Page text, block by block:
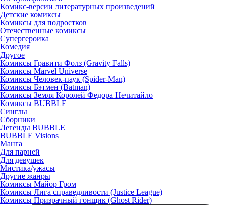
Комикс-версии литературных произведений
Детские комиксы
Комиксы для подростков
Отечественные комиксы
Супергероика
Комедия
Другое
Комиксы Гравити Фолз (Gravity Falls)
Комиксы Marvel Universe
Комиксы Человек-паук (Spider-Man)
Комиксы Бэтмен (Batman)
Комиксы Земля Королей Федора Нечитайло
Комиксы BUBBLE
Синглы
Сборники
Легенды BUBBLE
BUBBLE Visions
Манга
Для парней
Для девушек
Мистика/ужасы
Другие жанры
Комиксы Майор Гром
Комиксы Лига справедливости (Justice League)
Комиксы Призрачный гонщик (Ghost Rider)